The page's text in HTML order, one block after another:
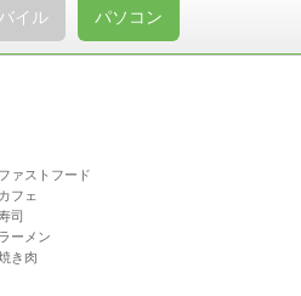
イル パソコン
ァストフード
フェ
司
ーメン
き肉